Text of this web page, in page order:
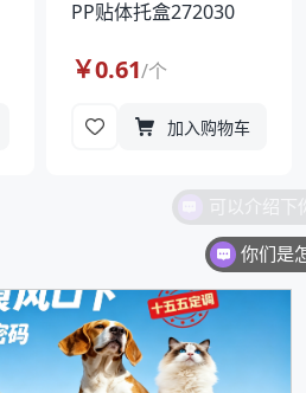
PP贴体托盒272030
￥0.61/个
加入购物车
你们是